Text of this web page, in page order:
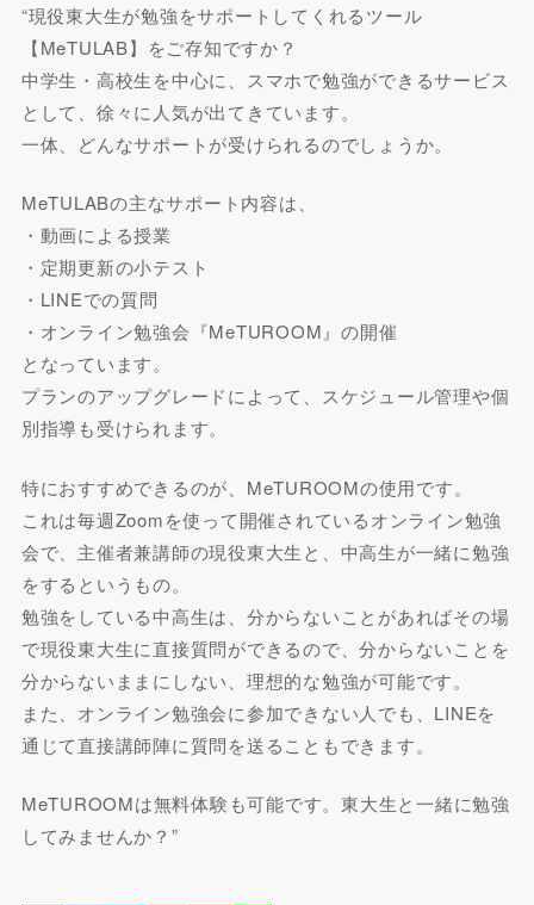
“現役東大生が勉強をサポートしてくれるツール
【MeTULAB】をご存知ですか？
中学生・高校生を中心に、スマホで勉強ができるサービス
として、徐々に人気が出てきています。
一体、どんなサポートが受けられるのでしょうか。
MeTULABの主なサポート内容は、
・動画による授業
・定期更新の小テスト
・LINEでの質問
・オンライン勉強会『MeTUROOM』の開催
となっています。
プランのアップグレードによって、スケジュール管理や個
別指導も受けられます。
特におすすめできるのが、MeTUROOMの使用です。
これは毎週Zoomを使って開催されているオンライン勉強
会で、主催者兼講師の現役東大生と、中高生が一緒に勉強
をするというもの。
勉強をしている中高生は、分からないことがあればその場
で現役東大生に直接質問ができるので、分からないことを
分からないままにしない、理想的な勉強が可能です。
また、オンライン勉強会に参加できない人でも、LINEを
通じて直接講師陣に質問を送ることもできます。
MeTUROOMは無料体験も可能です。東大生と一緒に勉強
してみませんか？”